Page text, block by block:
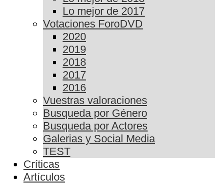
Lo mejor de 2017
Votaciones ForoDVD
2020
2019
2018
2017
2016
Vuestras valoraciones
Busqueda por Género
Busqueda por Actores
Galerias y Social Media
TEST
Críticas
Artículos